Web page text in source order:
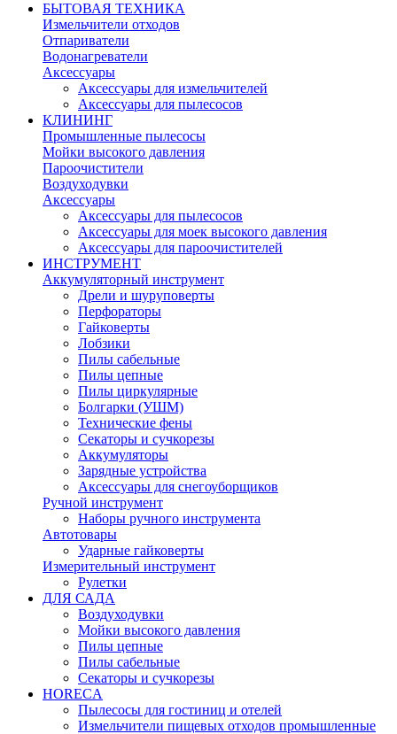
БЫТОВАЯ ТЕХНИКА
Измельчители отходов
Отпариватели
Водонагреватели
Аксессуары
Аксессуары для измельчителей
Аксессуары для пылесосов
КЛИНИНГ
Промышленные пылесосы
Мойки высокого давления
Пароочистители
Воздуходувки
Аксессуары
Аксессуары для пылесосов
Аксессуары для моек высокого давления
Аксессуары для пароочистителей
ИНСТРУМЕНТ
Аккумуляторный инструмент
Дрели и шуруповерты
Перфораторы
Гайковерты
Лобзики
Пилы сабельные
Пилы цепные
Пилы циркулярные
Болгарки (УШМ)
Технические фены
Секаторы и сучкорезы
Аккумуляторы
Зарядные устройства
Аксессуары для снегоуборщиков
Ручной инструмент
Наборы ручного инструмента
Автотовары
Ударные гайковерты
Измерительный инструмент
Рулетки
ДЛЯ САДА
Воздуходувки
Мойки высокого давления
Пилы цепные
Пилы сабельные
Секаторы и сучкорезы
HORECA
Пылесосы для гостиниц и отелей
Измельчители пищевых отходов промышленные